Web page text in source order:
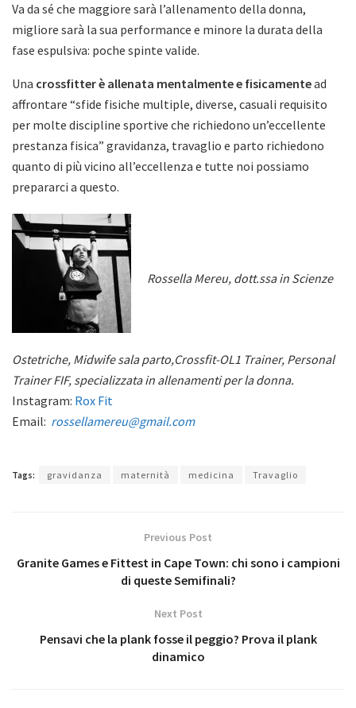
Va da sé che maggiore sarà l’allenamento della donna,
migliore sarà la sua performance e minore la durata della
fase espulsiva: poche spinte valide.
Una crossfitter è allenata mentalmente e fisicamentead
affrontare “sfide fisiche multiple, diverse, casuali requisito
per molte discipline sportive che richiedono un’eccellente
prestanza fisica” gravidanza, travaglio e parto richiedono
quanto di più vicino all’eccellenza e tutte noi possiamo
prepararci a questo.
Rossella Mereu, dott.ssa in Scienze
Ostetriche, Midwife sala parto,Crossfit-OL1 Trainer, Personal
Trainer FIF, specializzata in allenamenti per la donna.
Instagram: Rox Fit
Email: rossellamereu@gmail.com
Tags: gravidanza maternità medicina Travaglio
Previous Post
Granite Games e Fittest in Cape Town: chi sono i campioni
di queste Semifinali?
Next Post
Pensavi che la plank fosse il peggio? Prova il plank
dinamico